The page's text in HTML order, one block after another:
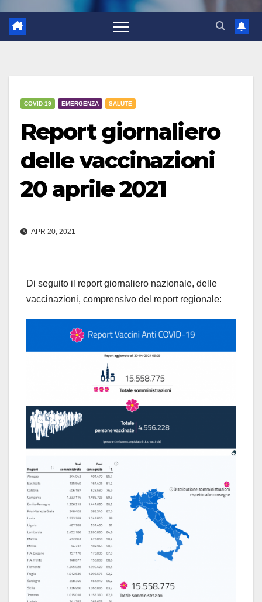
COVID-19 EMERGENZA SALUTE
Report giornaliero
delle vaccinazioni
20 aprile 2021
APR 20, 2021
Di seguito il report giornaliero nazionale, delle
vaccinazioni, comprensivo del report regionale: